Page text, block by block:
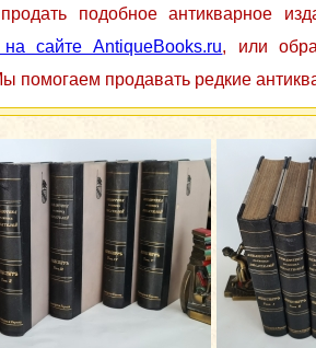
подобное антикварное
сайте AntiqueBooks.ru, или
помогаем продавать редкие